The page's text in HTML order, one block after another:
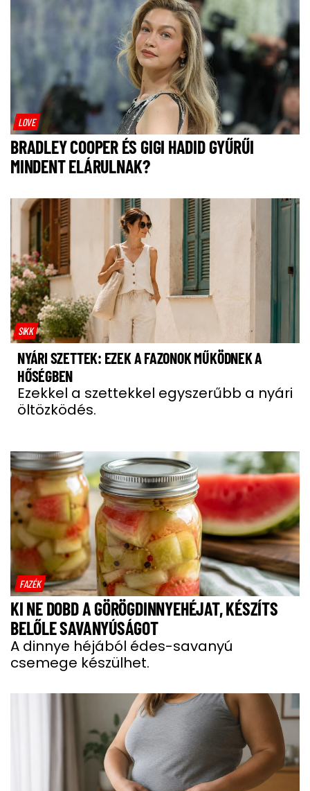
LOVE
BRADLEY COOPER ÉS GIGI HADID GYŰRŰI
MINDENT ELÁRULNAK?
SIKK
NYÁRI SZETTEK: EZEK A FAZONOK MŰKÖDNEK A
HŐSÉGBEN
Ezekkel a szettekkel egyszerűbb a nyári
öltözködés.
FAZÉK
KI NE DOBD A GÖRÖGDINNYEHÉJAT, KÉSZÍTS
BELŐLE SAVANYÚSÁGOT
A dinnye héjából édes-savanyú
csemege készülhet.